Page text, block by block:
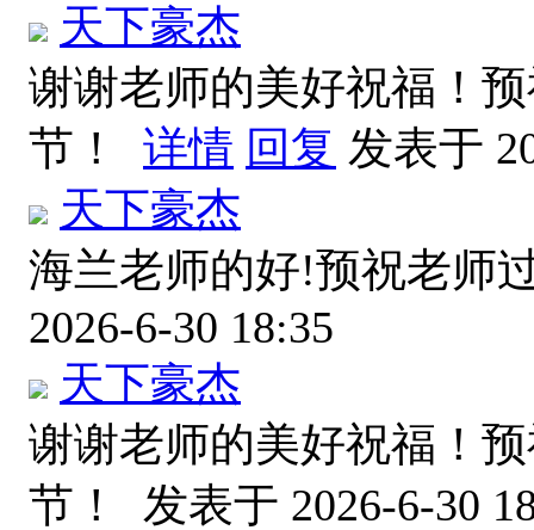
天下豪杰
谢谢老师的美好祝福！
节！ 详情 回复 发表于
天下豪杰
海兰老师的好!预祝老师
2026-6-30 18:35
天下豪杰
谢谢老师的美好祝福！
节！ 发表于 2026-6-30